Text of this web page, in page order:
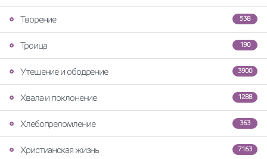
538
Творение
190
Троица
3900
Утешение и ободрение
1288
Хвала и поклонение
363
Хлебопреломление
7163
Христианская жизнь